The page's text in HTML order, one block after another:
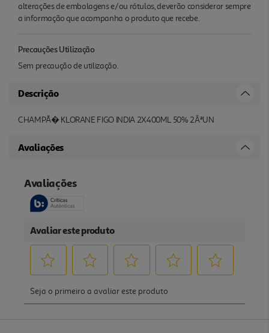
alterações de embalagens e/ou rótulos, deverão considerar sempre
a informação que acompanha o produto que recebe.
Precauções Utilização
Sem precaução de utilização.
Descrição
CHAMPÃ� KLORANE FIGO INDIA 2X400ML 50% 2ÂªUN
Avaliações